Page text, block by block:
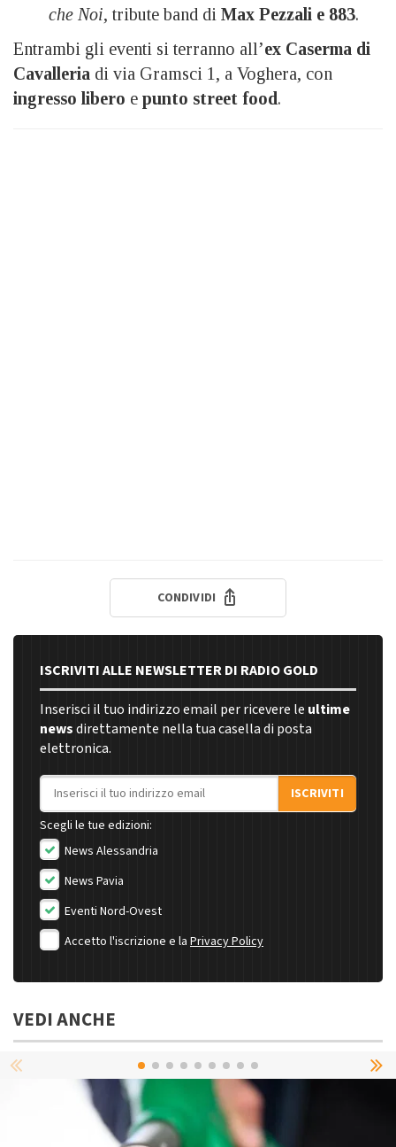
che Noi, tribute band di Max Pezzali e 883.
Entrambi gli eventi si terranno all’ex Caserma di
Cavalleria di via Gramsci 1, a Voghera, con
ingresso libero e punto street food.
CONDIVIDI
ISCRIVITI ALLE NEWSLETTER DI RADIO GOLD
Inserisci il tuo indirizzo email per ricevere le ultime
newsdirettamente nella tua casella di posta
elettronica.
Indirizzo email
ISCRIVITI
Scegli le tue edizioni:
News Alessandria
News Pavia
Eventi Nord-Ovest
Accetto l'iscrizione e la Privacy Policy
VEDI ANCHE